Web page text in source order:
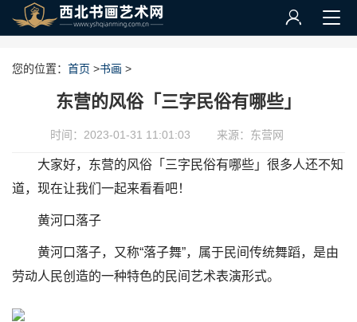
您的位置： 首页 >书画 >
东营的风俗「三字民俗有哪些」
时间：2023-01-31 11:01:03 来源：东营网
大家好，东营的风俗「三字民俗有哪些」很多人还不知
道，现在让我们一起来看看吧！
黄河口落子
黄河口落子，又称“落子舞”，属于民间传统舞蹈，是由
劳动人民创造的一种特色的民间艺术表演形式。